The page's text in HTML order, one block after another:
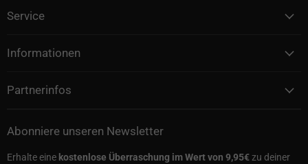
Service
Informationen
Partnerinfos
Abonniere unseren Newsletter
Erhalte eine kostenlose Überraschung im Wert von 9,95€zu deiner